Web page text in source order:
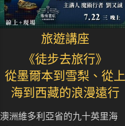
旅遊講座
《徒步去旅行》
從墨爾本到雪梨、從上
海到西藏的浪漫遠行
澳洲維多利亞省的九十英里海